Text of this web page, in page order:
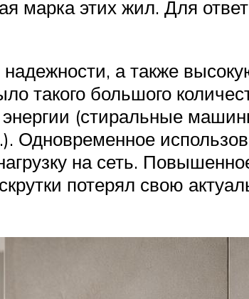
марка этих жил. Для
а также
такого большого
энергии (стиральные
Одновременное
на сеть.
потерял свою